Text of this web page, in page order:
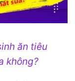
ăn tiêu
không?